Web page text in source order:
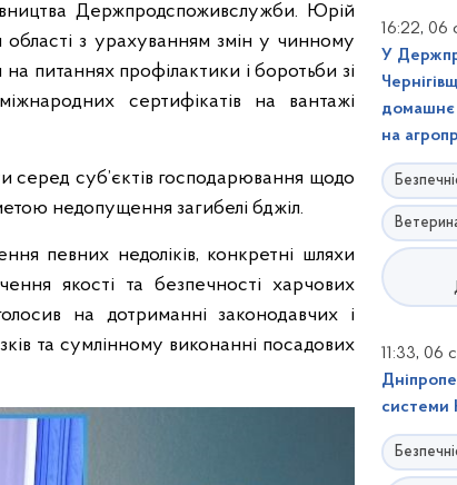
Держпродспоживслужби. Юрій
області з урахуванням змін у чинному
питаннях профілактики і боротьби зі
сертифікатів на вантажі
серед суб’єктів господарювання щодо
недопущення загибелі бджіл.
певних недоліків, конкретні шляхи
якості та безпечності харчових
на дотриманні законодавчих і
та сумлінному виконанні посадових
16:22, 06
У
домашнє
на
11:33, 06
системи